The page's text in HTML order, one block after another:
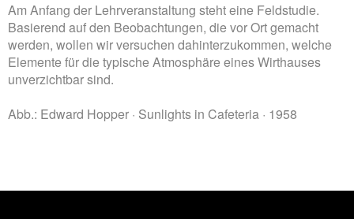
Am Anfang der Lehrveranstaltung steht eine Feldstudie.
Basierend auf den Beobachtungen, die vor Ort gemacht
werden, wollen wir versuchen dahinterzukommen, welche
Elemente für die typische Atmosphäre eines Wirthauses
unverzichtbar sind.
Abb.: Edward Hopper · Sunlights in Cafeteria · 1958